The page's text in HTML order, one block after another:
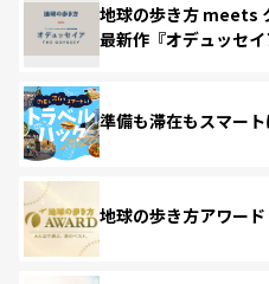
地球の歩き方 meets
最新作『オデュッセイ
準備も滞在もスマー
地球の歩き方アワー